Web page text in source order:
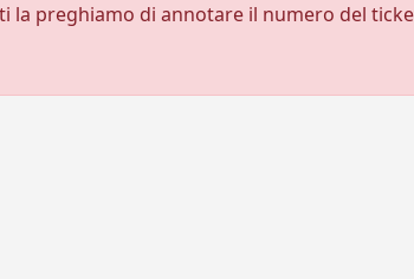
la preghiamo di annotare il numero del